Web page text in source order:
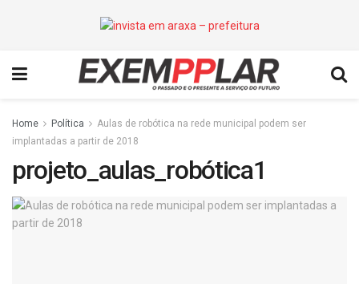
Home Política
Aulas de robótica na rede municipal podem ser
implantadas a partir de 2018
projeto_aulas_robótica1